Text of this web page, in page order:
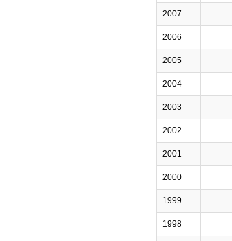
2007
2006
2005
2004
2003
2002
2001
2000
1999
1998